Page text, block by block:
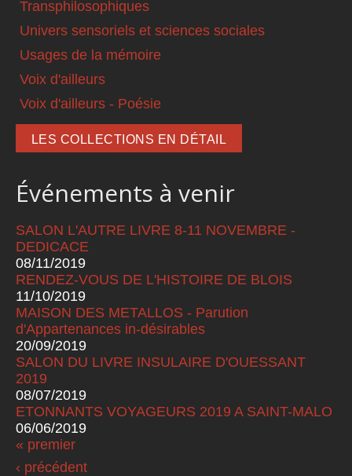
Transphilosophiques
Univers sensoriels et sciences sociales
Usages de la mémoire
Voix d'ailleurs
Voix d'ailleurs - Poésie
LES COLLECTIONS EN DÉTAIL
Événements à venir
SALON L'AUTRE LIVRE 8-11 NOVEMBRE -
DEDICACE
08/11/2019
RENDEZ-VOUS DE L'HISTOIRE DE BLOIS
11/10/2019
MAISON DES METALLOS - Parution
d'Appartenances in-désirables
20/09/2019
SALON DU LIVRE INSULAIRE D'OUESSANT
2019
08/07/2019
ETONNANTS VOYAGEURS 2019 A SAINT-MALO
06/06/2019
Pages
« premier
‹ précédent